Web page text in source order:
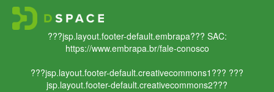
???jsp.layout.footer-default.embrapa??? SAC:
https://www.embrapa.br/fale-conosco
???jsp.layout.footer-default.creativecommons1??? ???
jsp.layout.footer-default.creativecommons2???